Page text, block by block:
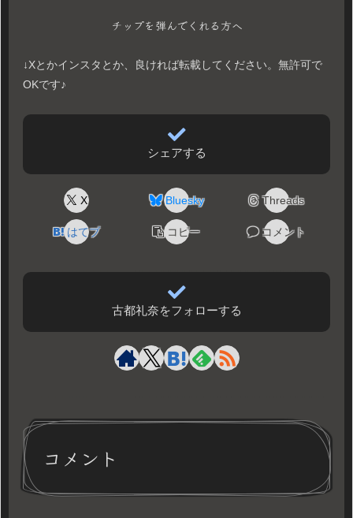
チップを弾んでくれる方へ
↓Xとかインスタとか、良ければ転載してください。無許可で
OKです♪
シェアする
X Bluesky Threads
はてブ コピー コメント
古都礼奈をフォローする
コメント